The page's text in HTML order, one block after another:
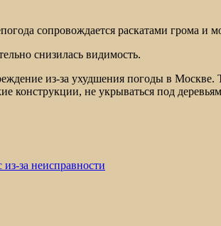
сопровождается раскатами грома и
снизилась видимость.
из-за ухудшения погоды в
конструкции, не укрываться под
за неисправности